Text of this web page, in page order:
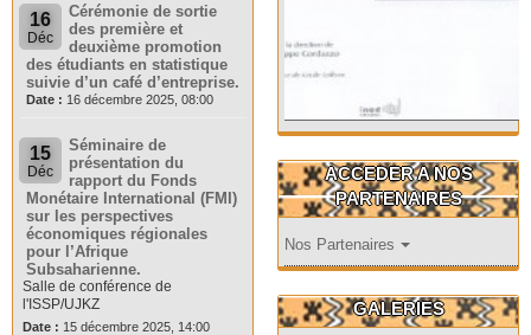
16
Déc
Cérémonie de sortie
des première et
deuxième promotion
des étudiants en statistique
suivie d’un café d’entreprise.
Date : 16 décembre 2025, 08:00
15
Déc
Séminaire de
présentation du
rapport du Fonds
Monétaire International (FMI)
sur les perspectives
économiques régionales
pour l’Afrique
Subsaharienne.
Salle de conférence de
l'ISSP/UJKZ
Date : 15 décembre 2025, 14:00
ACCEDER A NOS
PARTENAIRES
Nos Partenaires
GALERIES